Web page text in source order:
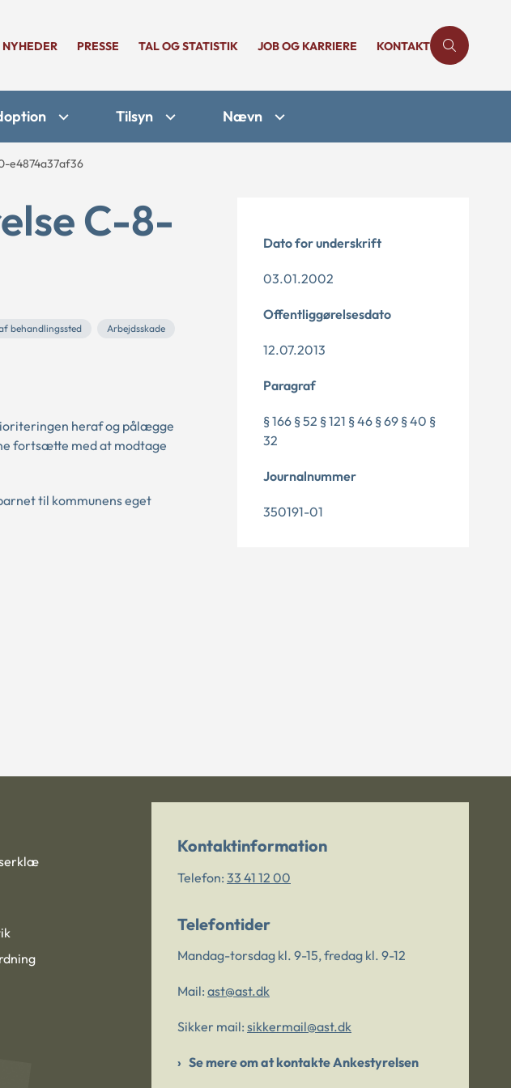
NYHEDER PRESSE TAL OG STATISTIK JOB OG KARRIERE KONTAKT
Tilsyn Nævn
e4874a37af36
C-8-
behandlingssted
Arbejdsskade
heraf og pålægge
fortsætte med at modtage
til kommunens eget
Dato for underskrift
03.01.2002
Offentliggørelsesdato
12.07.2013
Paragraf
§ 166 § 52 § 121 § 46 § 69 § 40 §
32
Journalnummer
350191-01
Kontaktinformation
Telefon: 33 41 12 00
Telefontider
Mandag-torsdag kl. 9-15, fredag kl. 9-12
Mail: ast@ast.dk
Sikker mail: sikkermail@ast.dk
Se mere om at kontakte Ankestyrelsen